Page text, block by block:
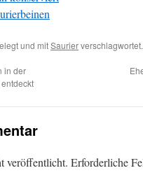
und mitSaurier
in der
veröffentlicht. Erforderliche